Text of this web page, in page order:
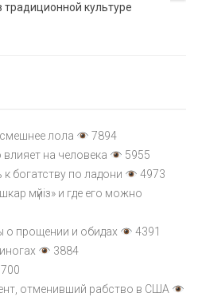
традиционной культуре
лола
7894
влияет на человека
5955
богатству по ладони
4973
мүйіз» и где его можно
о прощении и обидах
4391
3884
отменивший рабство в США